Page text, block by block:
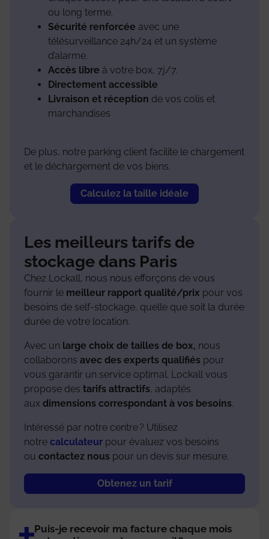
ou long terme.
Sécurité renforcée avec une
télésurveillance 24h/24 et un système
d’alarme.
Accès libre à votre box, 7j/7.
Directement accessible
Livraison et réception de vos colis et
marchandises
De plus, notre parking client facilite le chargement
et le déchargement de vos biens.
Calculez la taille idéale
Les meilleurs tarifs de
stockage dans Paris
Chez Lockall, nous nous efforçons de vous
fournir le meilleur rapport qualité/prix pour vos
besoins de self-stockage, quelle que soit la durée
durée de votre location.
Avec un large choix de tailles de box, nous
collaborons avec des experts qualifiés pour
vous garantir un service optimal. Lockall vous
propose des tarifs attractifs, adaptés
aux dimensions correspondant à vos besoins.
Intéressé par notre centre ? Utilisez
notre calculateur pour évaluez vos besoins
ou contactez nous pour un devis sur mesure.
Obtenez un tarif
Puis-je recevoir ma facture chaque mois